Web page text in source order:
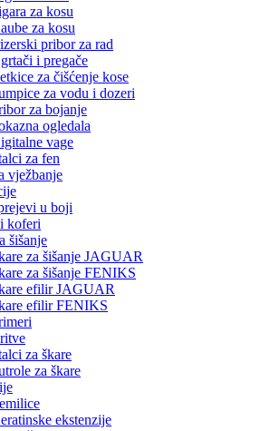
za kosu
za kosu
pribor za rad
i pregače
za čišćenje kose
za vodu i dozeri
za bojanje
ogledala
vage
za fen
vježbanje
u boji
koferi
šišanje
za šišanje JAGUAR
za šišanje FENIKS
efilir JAGUAR
efilir FENIKS
za škare
za škare
ekstenzije